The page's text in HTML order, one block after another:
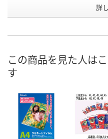
カゴへ
詳
この商品を見た人は
す